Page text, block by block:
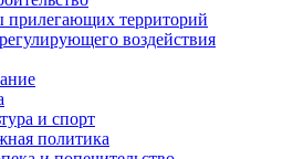
прилегающих территорий
воздействия
и спорт
политика